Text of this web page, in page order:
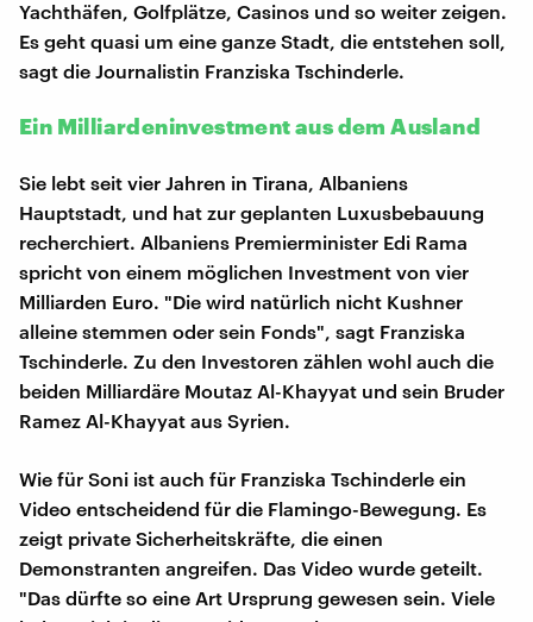
Yachthäfen, Golfplätze, Casinos und so weiter zeigen.
Es geht quasi um eine ganze Stadt, die entstehen soll,
sagt die Journalistin Franziska Tschinderle.
Ein Milliardeninvestment aus dem Ausland
Sie lebt seit vier Jahren in Tirana, Albaniens
Hauptstadt, und hat zur geplanten Luxusbebauung
recherchiert. Albaniens Premierminister Edi Rama
spricht von einem möglichen Investment von vier
Milliarden Euro. "Die wird natürlich nicht Kushner
alleine stemmen oder sein Fonds", sagt Franziska
Tschinderle. Zu den Investoren zählen wohl auch die
beiden Milliardäre Moutaz Al-Khayyat und sein Bruder
Ramez Al-Khayyat aus Syrien.
Wie für Soni ist auch für Franziska Tschinderle ein
Video entscheidend für die Flamingo-Bewegung. Es
zeigt private Sicherheitskräfte, die einen
Demonstranten angreifen. Das Video wurde geteilt.
"Das dürfte so eine Art Ursprung gewesen sein. Viele